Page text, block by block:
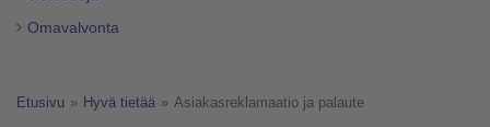
Omavalvonta
Etusivu » Hyvä tietää » Asiakasreklamaatio ja palaute